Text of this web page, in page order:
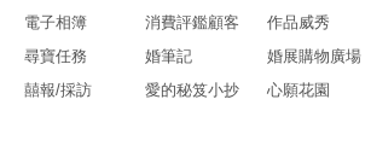
電子相簿
消費評鑑顧客
作品威秀
尋寶任務
婚筆記
婚展購物廣場
囍報/採訪
愛的秘笈小抄 心願花園